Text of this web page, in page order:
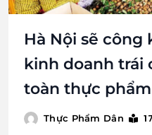
Hà Nội sẽ công
kinh doanh trái
toàn thực phẩm
Thực Phẩm Dân